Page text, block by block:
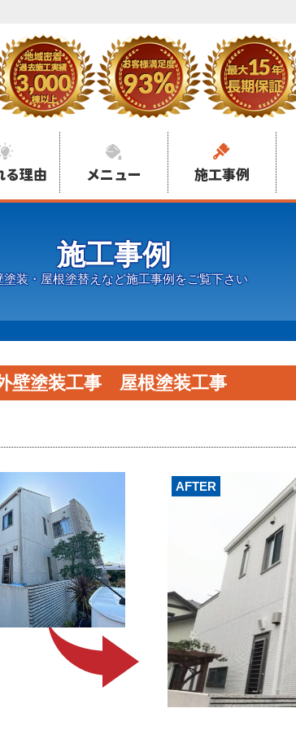
る理由 メニュー 施工事例
施工事例
塗装・屋根塗替えなど施工事例をご覧下さい
壁塗装工事 屋根塗装工事
AFTER